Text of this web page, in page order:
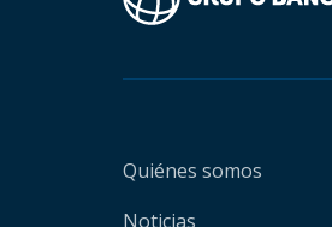
Quiénes somos
Noticias